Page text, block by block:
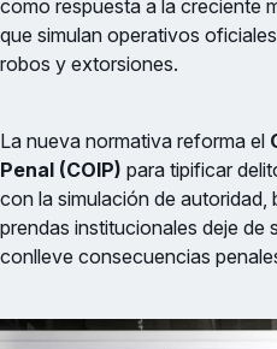
como respuesta a la creciente
que simulan operativos
robos y extorsiones.
La nueva normativa reforma el
Penal (COIP) para tipificar
con la simulación de autoridad,
prendas institucionales deje de
conlleve consecuencias